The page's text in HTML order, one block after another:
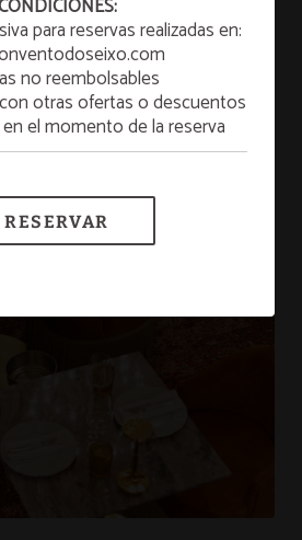
2026/2027
para reservas realizadas en:
no reembolsables
otras ofertas o descuentos
el momento de la reserva
RESERVAR
relajarte y refrescarte!
VER MÁS